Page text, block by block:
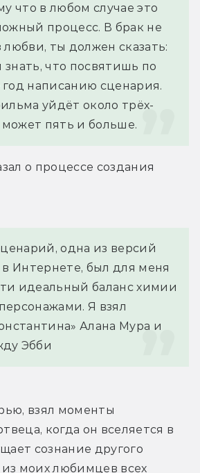
что в любом случае это
процесс. В брак не
любви, ты должен сказать:
знать, что посвятишь по
написанию сценария.
уйдёт около трёх-
может пять и больше.
о процессе создания
одна из версий
в Интернете, был для меня
идеальный баланс химии
Я взял
Алана Мура и
Эбби
взял моменты
когда он вселяется в
сознание другого
моих любимцев всех